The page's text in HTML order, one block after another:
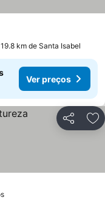
km de Santa Isabel
Ver preços
Partilhar